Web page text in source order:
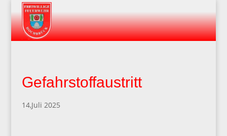
Gefahrstoffaustritt
14,Juli 2025